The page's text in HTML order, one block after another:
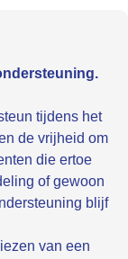
tijdens het
de vrijheid om
die ertoe
of gewoon
blijf
van een